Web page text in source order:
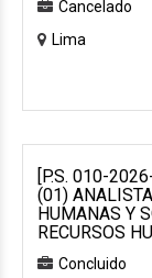
Cancelado
Lima
[P.S. 010-
(01)
HUMANAS Y
RECURSOS
Concluido